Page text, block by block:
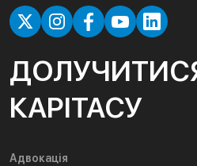
КАРІТАСУ
Адвокація